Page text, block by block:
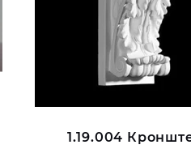
1.19.004